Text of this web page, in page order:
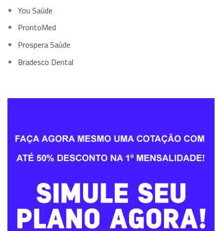
You Saúde
ProntoMed
Prospera Saúde
Bradesco Dental